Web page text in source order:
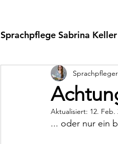
Sprachpflege Sabrina Keller
Dunstan Babysprache
Aktualisiert: 12. Feb.
... oder nur ein